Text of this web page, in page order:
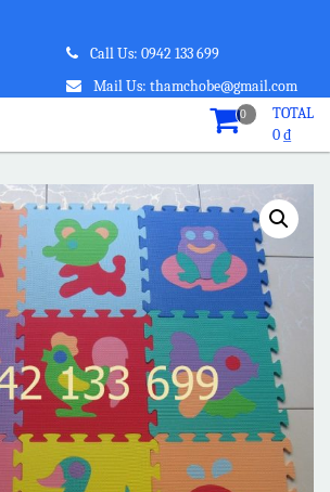
Call Us: 0942 133 699
Mail Us: thamchobe@gmail.com
0
TOTAL
0₫